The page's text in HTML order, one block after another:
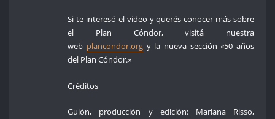
Si te interesó el video y querés conocer más sobre
el Plan Cóndor, visitá nuestra
web plancondor.orgy la nueva sección «50 años
del Plan Cóndor.»
Créditos
Guión, producción y edición: Mariana Risso,